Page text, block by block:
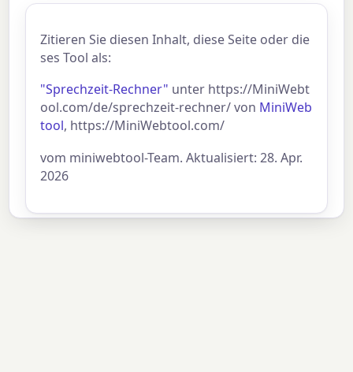
Zitieren Sie diesen Inhalt, diese Seite oder die
ses Tool als:
"Sprechzeit-Rechner" unter https://MiniWebt
ool.com/de/sprechzeit-rechner/ von MiniWeb
tool, https://MiniWebtool.com/
vom miniwebtool-Team. Aktualisiert: 28. Apr.
2026